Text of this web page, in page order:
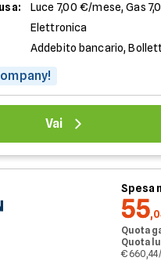
Luce 7,00 €/mese, Gas
Elettronica
Addebito bancario,
Vai
Spesa
55
Quota
Quota
€